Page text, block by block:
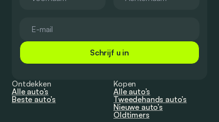
Schrijf u in
Ontdekken
Alle auto’s
Beste auto’s
Kopen
Alle auto’s
Tweedehands auto’s
Nieuwe auto’s
Oldtimers